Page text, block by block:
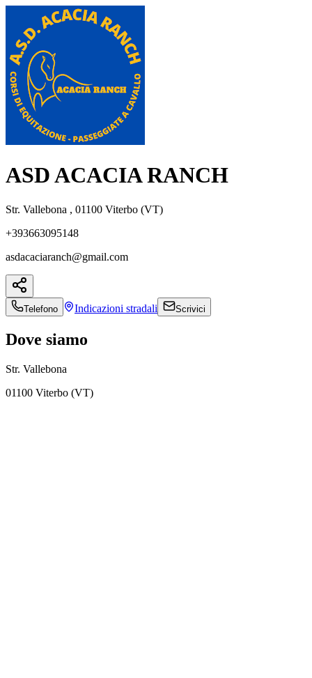
ASD ACACIA RANCH
Str. Vallebona , 01100 Viterbo (VT)
+393663095148
asdacaciaranch@gmail.com
Telefono Indicazioni stradali Scrivici
Dove siamo
Str. Vallebona
01100 Viterbo (VT)